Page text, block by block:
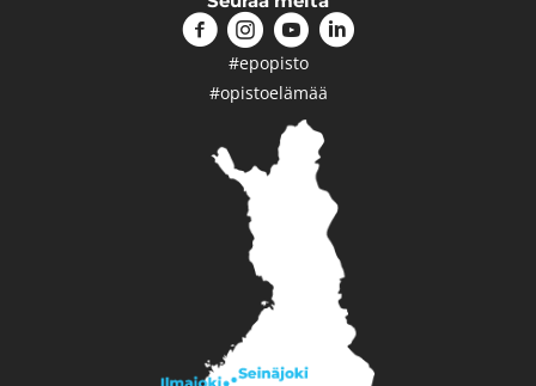
#epopisto
#opistoelämää